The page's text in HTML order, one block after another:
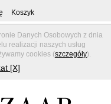
Danych Osobowych z dnia
realizacji naszych usług
cookies (szczegóły).
[X]
Koszyk